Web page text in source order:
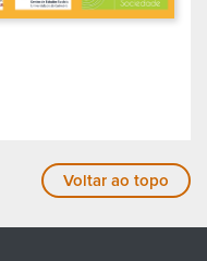
Voltar ao topo